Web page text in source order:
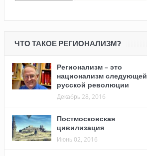
ЧТО ТАКОЕ РЕГИОНАЛИЗМ?
Регионализм – это
национализм следующей
русской революции
Декабрь 28, 2016
Постмосковская
цивилизация
Июнь 02, 2016